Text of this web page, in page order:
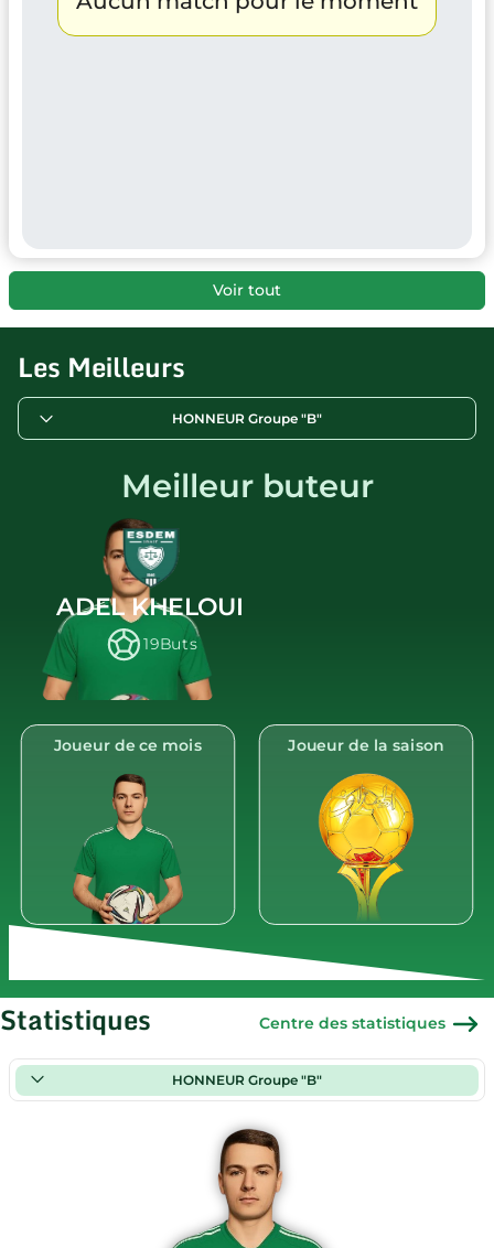
Voir tout
Les Meilleurs
HONNEUR Groupe "B"
Meilleur buteur
ADEL KHELOUI
19Buts
Joueur de ce mois Joueur de la saison
Statistiques Centre des statistiques
HONNEUR Groupe "B"